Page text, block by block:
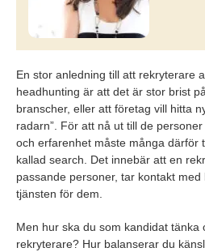
En stor anledning till att rekryterare
headhunting är att det är stor brist
branscher, eller att företag vill hitta
radarn”. För att nå ut till de
och erfarenhet måste många därför
kallad search. Det innebär att en
passande personer, tar kontakt
tjänsten för dem.
Men hur ska du som kandidat tänka
rekryterare? Hur balanserar du